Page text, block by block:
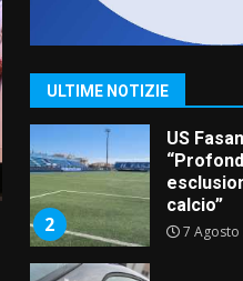
ULTIME NOTIZIE
2
US
calcio”
3
arma da
6 Agosto